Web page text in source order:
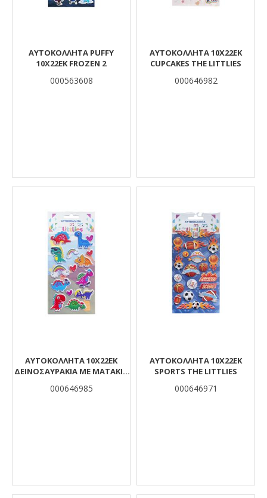
ΑΥΤΟΚΟΛΛΗΤΑ PUFFY
10X22EK FROZEN 2
000563608
ΑΥΤΟΚΟΛΛΗΤΑ 10X22EK
CUPCAKES THE LITTLIES
000646982
ΑΥΤΟΚΟΛΛΗΤΑ 10X22EK
ΔΕΙΝΟΣΑΥΡΑΚΙΑ ΜΕ ΜΑΤΑΚΙΑ
000646985
ΑΥΤΟΚΟΛΛΗΤΑ 10X22EK
SPORTS THE LITTLIES
000646971